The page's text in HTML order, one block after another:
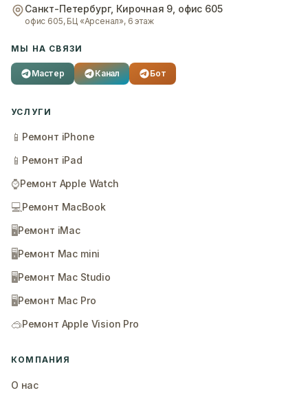
Санкт-Петербург, Кирочная 9, офис 605
офис 605, БЦ «Арсенал», 6 этаж
МЫ НА СВЯЗИ
Мастер Канал Бот
УСЛУГИ
📱 Ремонт iPhone
📱 Ремонт iPad
⌚Ремонт Apple Watch
💻Ремонт MacBook
🖥️Ремонт iMac
🖥️Ремонт Mac mini
🖥️Ремонт Mac Studio
🖥️Ремонт Mac Pro
🥽Ремонт Apple Vision Pro
КОМПАНИЯ
О нас